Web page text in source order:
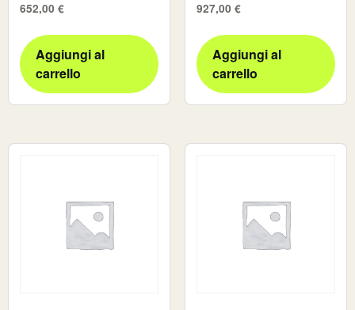
652,00 €
Aggiungi al
carrello
927,00 €
Aggiungi al
carrello